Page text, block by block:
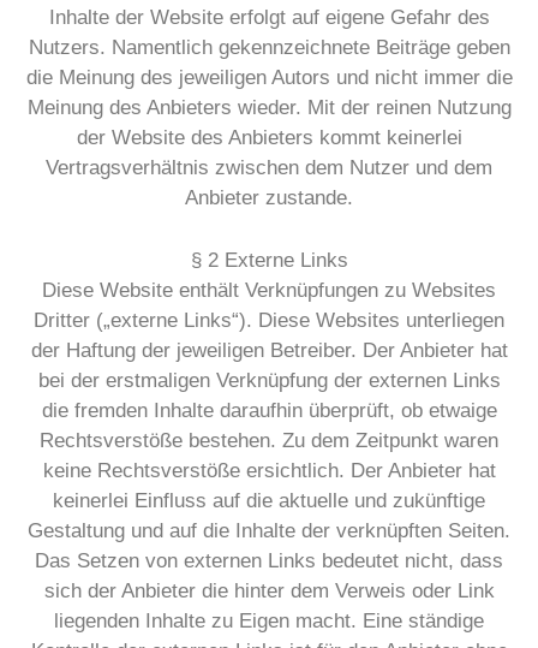
Inhalte der Website erfolgt auf eigene Gefahr des
Nutzers. Namentlich gekennzeichnete Beiträge geben
die Meinung des jeweiligen Autors und nicht immer die
Meinung des Anbieters wieder. Mit der reinen Nutzung
der Website des Anbieters kommt keinerlei
Vertragsverhältnis zwischen dem Nutzer und dem
Anbieter zustande.
§ 2 Externe Links
Diese Website enthält Verknüpfungen zu Websites
Dritter („externe Links“). Diese Websites unterliegen
der Haftung der jeweiligen Betreiber. Der Anbieter hat
bei der erstmaligen Verknüpfung der externen Links
die fremden Inhalte daraufhin überprüft, ob etwaige
Rechtsverstöße bestehen. Zu dem Zeitpunkt waren
keine Rechtsverstöße ersichtlich. Der Anbieter hat
keinerlei Einfluss auf die aktuelle und zukünftige
Gestaltung und auf die Inhalte der verknüpften Seiten.
Das Setzen von externen Links bedeutet nicht, dass
sich der Anbieter die hinter dem Verweis oder Link
liegenden Inhalte zu Eigen macht. Eine ständige